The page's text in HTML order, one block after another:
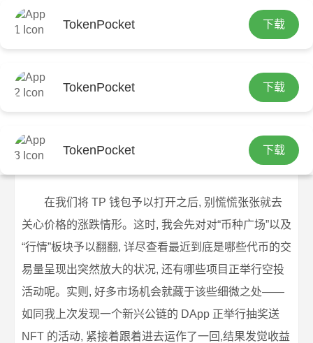
TokenPocket 下载
TokenPocket 下载
TokenPocket 下载
首页
tp官方网站下载
TP钱包找机会 三个实用技巧
在我们将 TP 钱包予以打开之后, 别慌慌张张就去
关心价格的涨跌情形。这时, 我会先对对“币种广场”以及
“行情”板块予以翻翻, 详尽查看最近到底是哪些代币的交
易量呈现出突然放大的状况, 还有哪些项目正举行空投
活动呢。实则, 好多市场机会就藏于该些细微之处——
如同我上次发现一个新兴公链的 DApp 正举行抽奖送
NFT 的活动, 紧接着跟着进去运作了一回,结果发觉收益